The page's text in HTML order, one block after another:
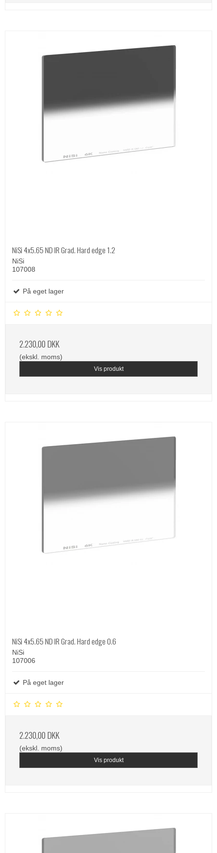
NiSi 4x5.65 ND IR Grad. Hard edge 1.2
NiSi
107008
På eget lager
2.230,00 DKK
(ekskl. moms)
Vis produkt
NiSi 4x5.65 ND IR Grad. Hard edge 0.6
NiSi
107006
På eget lager
2.230,00 DKK
(ekskl. moms)
Vis produkt